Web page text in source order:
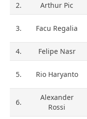
2. Arthur Pic
3. Facu Regalia
4. Felipe Nasr
5. Rio Haryanto
6.
Alexander
Rossi